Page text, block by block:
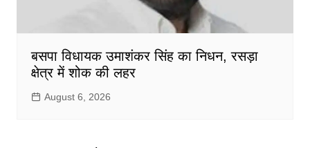
बसपा विधायक उमाशंकर सिंह का निधन, रसड़ा
क्षेत्र में शोक की लहर
August 6, 2026